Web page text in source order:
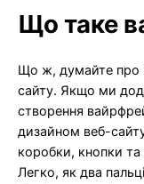
Що таке
Що ж, думайте про
сайту. Якщо ми
створення
дизайном веб-
коробки, кнопки та
Легко, як два